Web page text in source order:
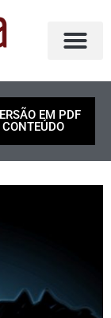
EM PDF
CONTEÚDO